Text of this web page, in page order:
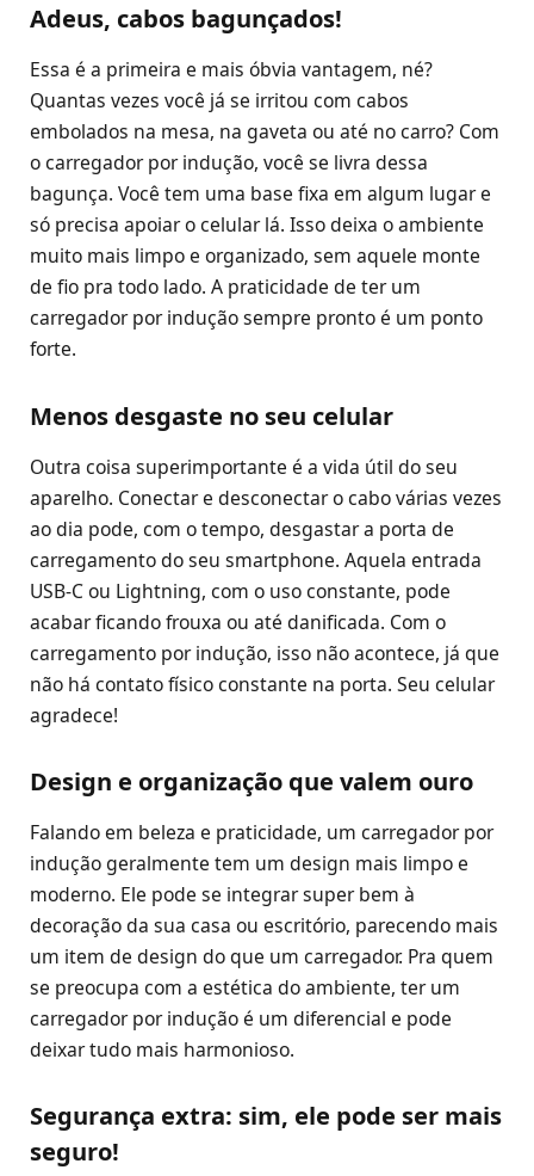
Adeus, cabos bagunçados!
Essa é a primeira e mais óbvia vantagem, né?
Quantas vezes você já se irritou com cabos
embolados na mesa, na gaveta ou até no carro? Com
o carregador por indução, você se livra dessa
bagunça. Você tem uma base fixa em algum lugar e
só precisa apoiar o celular lá. Isso deixa o ambiente
muito mais limpo e organizado, sem aquele monte
de fio pra todo lado. A praticidade de ter um
carregador por indução sempre pronto é um ponto
forte.
Menos desgaste no seu celular
Outra coisa superimportante é a vida útil do seu
aparelho. Conectar e desconectar o cabo várias vezes
ao dia pode, com o tempo, desgastar a porta de
carregamento do seu smartphone. Aquela entrada
USB-C ou Lightning, com o uso constante, pode
acabar ficando frouxa ou até danificada. Com o
carregamento por indução, isso não acontece, já que
não há contato físico constante na porta. Seu celular
agradece!
Design e organização que valem ouro
Falando em beleza e praticidade, um carregador por
indução geralmente tem um design mais limpo e
moderno. Ele pode se integrar super bem à
decoração da sua casa ou escritório, parecendo mais
um item de design do que um carregador. Pra quem
se preocupa com a estética do ambiente, ter um
carregador por indução é um diferencial e pode
deixar tudo mais harmonioso.
Segurança extra: sim, ele pode ser mais
seguro!